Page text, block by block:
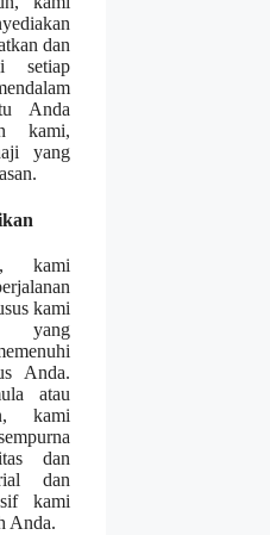
dan
setiap
Anda
kami,
yang
kami
kami
yang
Anda.
atau
kami
dan
dan
kami
Anda.